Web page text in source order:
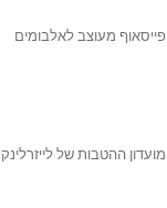
פייסאוף מעוצב לאלבומים
מועדון ההטבות של לייזרלינק